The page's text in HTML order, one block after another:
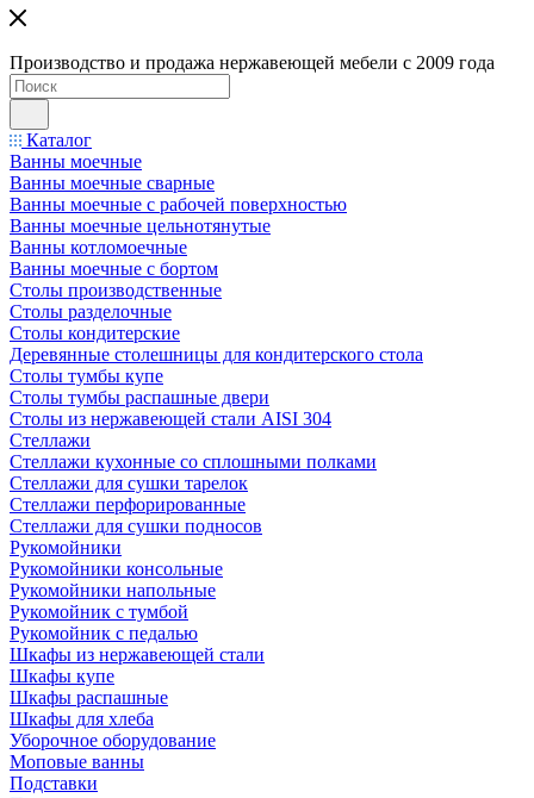
Производство и продажа нержавеющей мебели с 2009 года
Каталог
Ванны моечные
Ванны моечные сварные
Ванны моечные с рабочей поверхностью
Ванны моечные цельнотянутые
Ванны котломоечные
Ванны моечные с бортом
Столы производственные
Столы разделочные
Столы кондитерские
Деревянные столешницы для кондитерского стола
Столы тумбы купе
Столы тумбы распашные двери
Столы из нержавеющей стали AISI 304
Стеллажи
Стеллажи кухонные со сплошными полками
Стеллажи для сушки тарелок
Стеллажи перфорированные
Стеллажи для сушки подносов
Рукомойники
Рукомойники консольные
Рукомойники напольные
Рукомойник с тумбой
Рукомойник с педалью
Шкафы из нержавеющей стали
Шкафы купе
Шкафы распашные
Шкафы для хлеба
Уборочное оборудование
Моповые ванны
Подставки